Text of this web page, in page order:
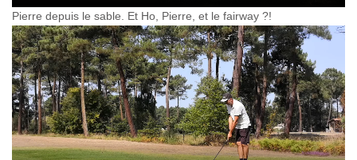
Pierre depuis le sable. Et Ho, Pierre, et le fairway ?!